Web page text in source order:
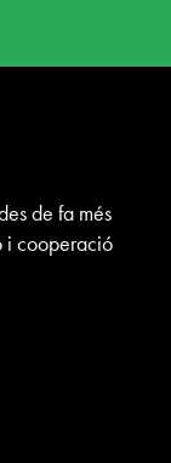
de fa més
i cooperació